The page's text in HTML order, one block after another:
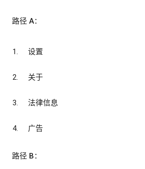
路径 A：
设置
关于
法律信息
广告
路径 B：